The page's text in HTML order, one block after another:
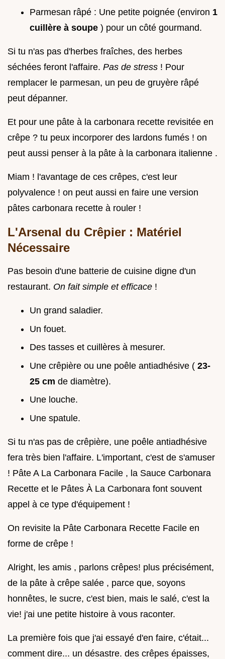
Parmesan râpé : Une petite poignée (environ 1
cuillère à soupe ) pour un côté gourmand.
Si tu n'as pas d'herbes fraîches, des herbes
séchées feront l'affaire. Pas de stress ! Pour
remplacer le parmesan, un peu de gruyère râpé
peut dépanner.
Et pour une pâte à la carbonara recette revisitée en
crêpe ? tu peux incorporer des lardons fumés ! on
peut aussi penser à la pâte à la carbonara italienne .
Miam ! l'avantage de ces crêpes, c'est leur
polyvalence ! on peut aussi en faire une version
pâtes carbonara recette à rouler !
L'Arsenal du Crêpier : Matériel
Nécessaire
Pas besoin d'une batterie de cuisine digne d'un
restaurant. On fait simple et efficace !
Un grand saladier.
Un fouet.
Des tasses et cuillères à mesurer.
Une crêpière ou une poêle antiadhésive ( 23-
25 cm de diamètre).
Une louche.
Une spatule.
Si tu n'as pas de crêpière, une poêle antiadhésive
fera très bien l'affaire. L'important, c'est de s'amuser
! Pâte A La Carbonara Facile , la Sauce Carbonara
Recette et le Pâtes À La Carbonara font souvent
appel à ce type d'équipement !
On revisite la Pâte Carbonara Recette Facile en
forme de crêpe !
Alright, les amis , parlons crêpes! plus précisément,
de la pâte à crêpe salée , parce que, soyons
honnêtes, le sucre, c'est bien, mais le salé, c'est la
vie! j'ai une petite histoire à vous raconter.
La première fois que j'ai essayé d'en faire, c'était...
comment dire... un désastre. des crêpes épaisses,